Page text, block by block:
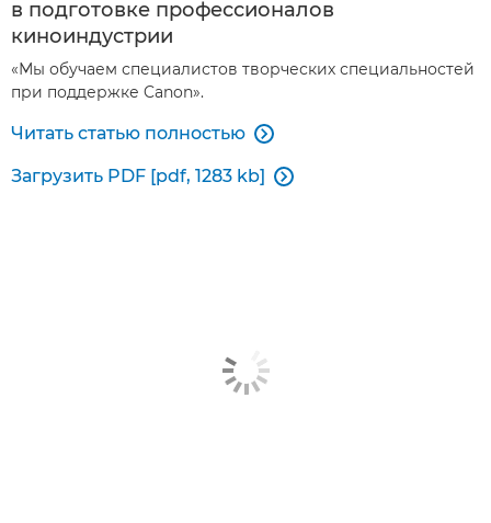
в подготовке профессионалов
киноиндустрии
«Мы обучаем специалистов творческих специальностей
при поддержке Canon».
Читать статью полностью 
Загрузить PDF [pdf, 1283 kb] 